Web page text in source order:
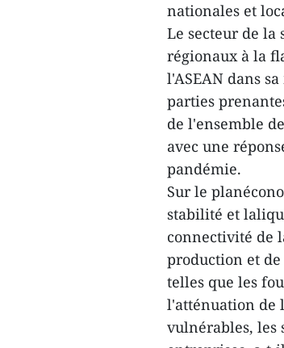
nationales et
Le secteur de la
régionaux à la
l'ASEAN dans
parties
de l'ensemble
avec une
pandémie.
Sur le
stabilité et
connectivité de
production et
telles que les
l'atténuation de
vulnérables, les